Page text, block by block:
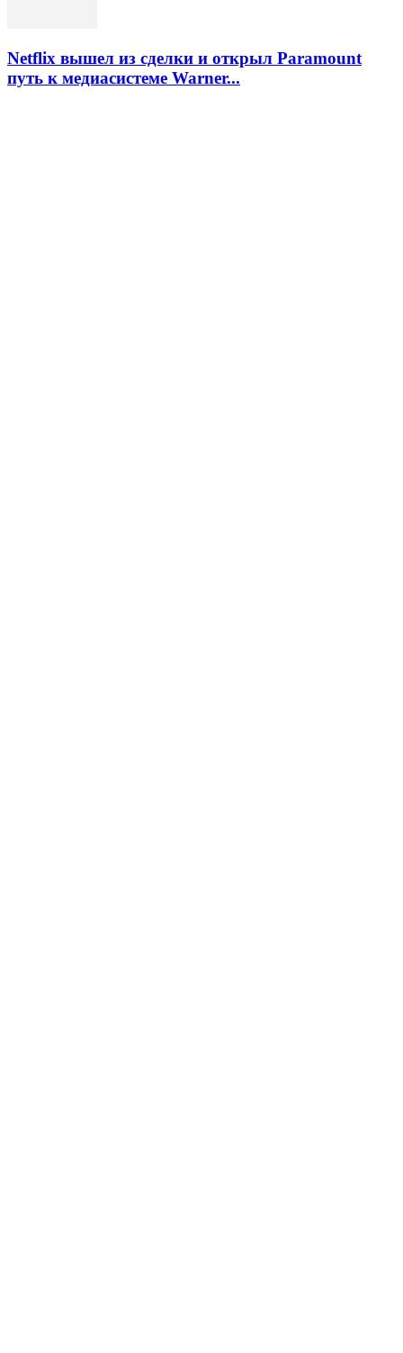
Netflix вышел из сделки и открыл Paramount
путь к медиасистеме Warner...